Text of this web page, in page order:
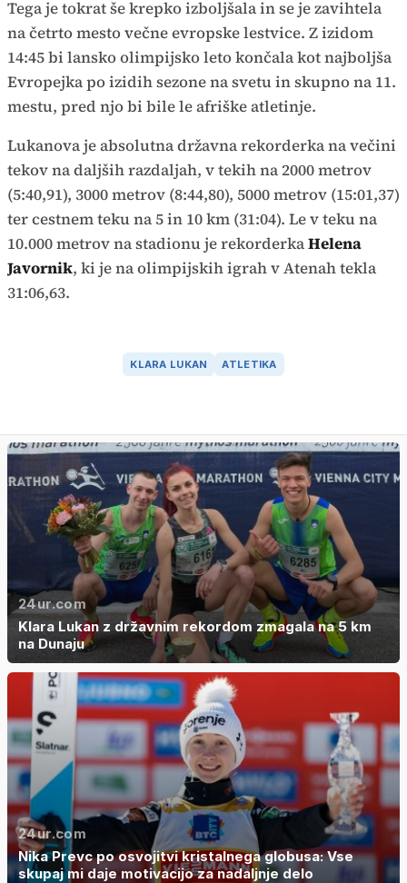
Tega je tokrat še krepko izboljšala in se je zavihtela
na četrto mesto večne evropske lestvice. Z izidom
14:45 bi lansko olimpijsko leto končala kot najboljša
Evropejka po izidih sezone na svetu in skupno na 11.
mestu, pred njo bi bile le afriške atletinje.
Lukanova je absolutna državna rekorderka na večini
tekov na daljših razdaljah, v tekih na 2000 metrov
(5:40,91), 3000 metrov (8:44,80), 5000 metrov (15:01,37)
ter cestnem teku na 5 in 10 km (31:04). Le v teku na
10.000 metrov na stadionu je rekorderkaHelena
Javornik, ki je na olimpijskih igrah v Atenah tekla
31:06,63.
KLARA LUKAN ATLETIKA
24ur.com
Klara Lukan z državnim rekordom zmagala na 5 km
na Dunaju
24ur.com
Nika Prevc po osvojitvi kristalnega globusa: Vse
skupaj mi daje motivacijo za nadaljnje delo